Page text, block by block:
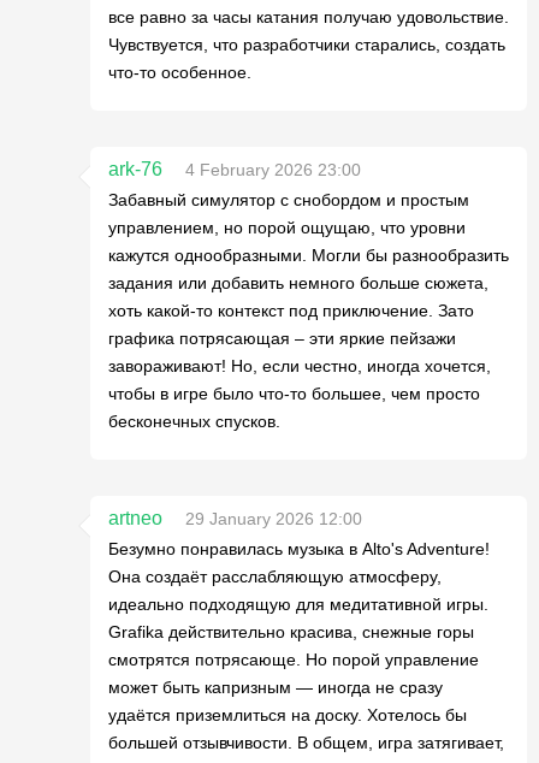
все равно за часы катания получаю удовольствие.
Чувствуется, что разработчики старались, создать
что-то особенное.
ark-76
4 February 2026 23:00
Забавный симулятор с снобордом и простым
управлением, но порой ощущаю, что уровни
кажутся однообразными. Могли бы разнообразить
задания или добавить немного больше сюжета,
хоть какой-то контекст под приключение. Зато
графика потрясающая – эти яркие пейзажи
завораживают! Но, если честно, иногда хочется,
чтобы в игре было что-то большее, чем просто
бесконечных спусков.
artneo
29 January 2026 12:00
Безумно понравилась музыка в Alto's Adventure!
Она создаёт расслабляющую атмосферу,
идеально подходящую для медитативной игры.
Grafikа действительно красивa, снежные горы
смотрятся потрясающе. Но порой управление
может быть капризным — иногда не сразу
удаётся приземлиться на доску. Хотелось бы
большей отзывчивости. В общем, игра затягивает,